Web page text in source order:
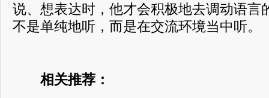
说、想表达时，他才会积极地去调动语言
不是单纯地听，而是在交流环境当中听。
相关推荐：